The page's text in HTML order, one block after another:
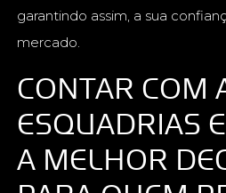
garantindo assim, a sua
mercado.
CONTAR COM
ESQUADRIAS
A MELHOR